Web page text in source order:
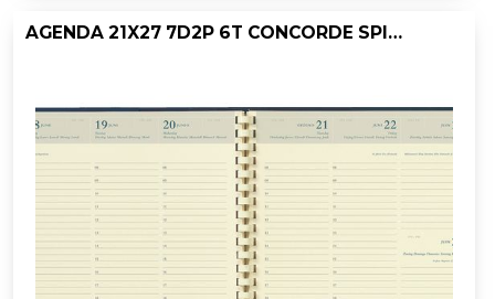
AGENDA 21X27 7D2P 6T CONCORDE SPIR. ZW